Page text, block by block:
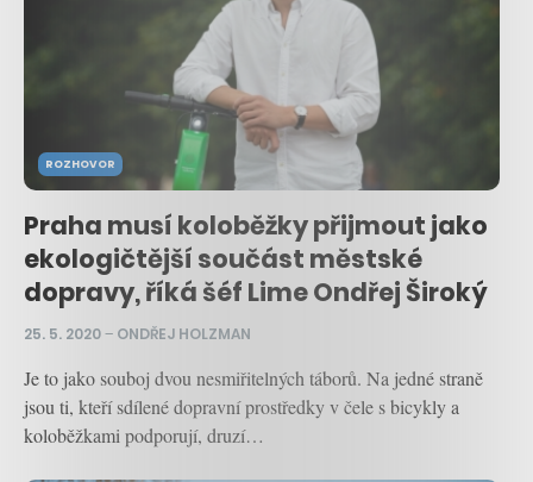
ROZHOVOR
Praha musí koloběžky přijmout jako
ekologičtější součást městské
dopravy, říká šéf Lime Ondřej Široký
25. 5. 2020– ONDŘEJ HOLZMAN
Je to jako souboj dvou nesmiřitelných táborů. Na jedné straně
jsou ti, kteří sdílené dopravní prostředky v čele s bicykly a
koloběžkami podporují, druzí…